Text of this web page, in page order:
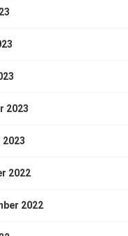
2023
2022
2022